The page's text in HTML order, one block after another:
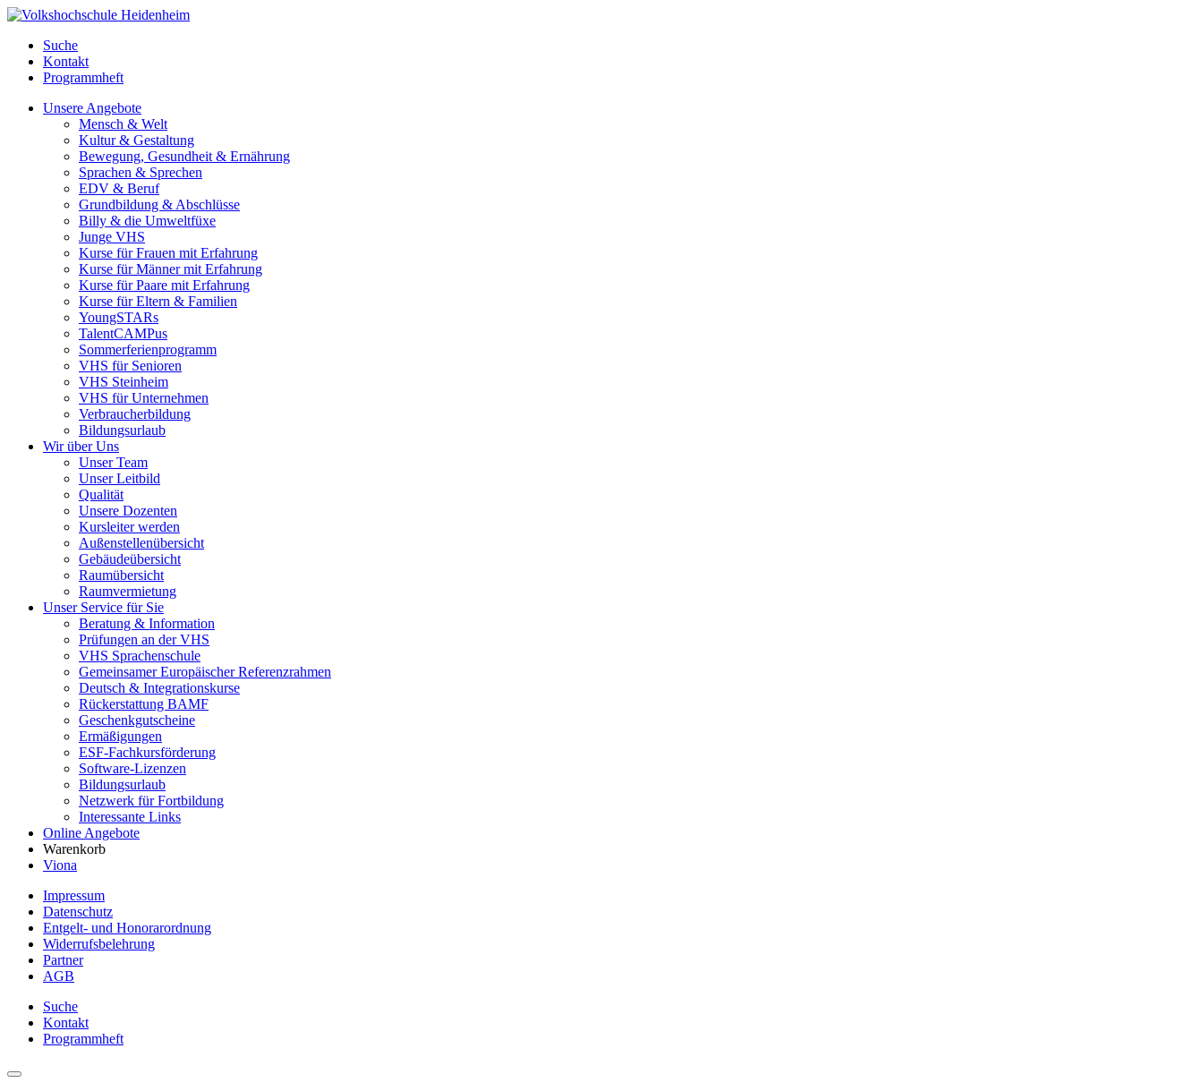
Suche
Kontakt
Programmheft
Unsere Angebote
Mensch & Welt
Kultur & Gestaltung
Bewegung, Gesundheit & Ernährung
Sprachen & Sprechen
EDV & Beruf
Grundbildung & Abschlüsse
Billy & die Umweltfüxe
Junge VHS
Kurse für Frauen mit Erfahrung
Kurse für Männer mit Erfahrung
Kurse für Paare mit Erfahrung
Kurse für Eltern & Familien
YoungSTARs
TalentCAMPus
Sommerferienprogramm
VHS für Senioren
VHS Steinheim
VHS für Unternehmen
Verbraucherbildung
Bildungsurlaub
Wir über Uns
Unser Team
Unser Leitbild
Qualität
Unsere Dozenten
Kursleiter werden
Außenstellenübersicht
Gebäudeübersicht
Raumübersicht
Raumvermietung
Unser Service für Sie
Beratung & Information
Prüfungen an der VHS
VHS Sprachenschule
Gemeinsamer Europäischer Referenzrahmen
Deutsch & Integrationskurse
Rückerstattung BAMF
Geschenkgutscheine
Ermäßigungen
ESF-Fachkursförderung
Software-Lizenzen
Bildungsurlaub
Netzwerk für Fortbildung
Interessante Links
Online Angebote
Warenkorb
Viona
Impressum
Datenschutz
Entgelt- und Honorarordnung
Widerrufsbelehrung
Partner
AGB
Suche
Kontakt
Programmheft